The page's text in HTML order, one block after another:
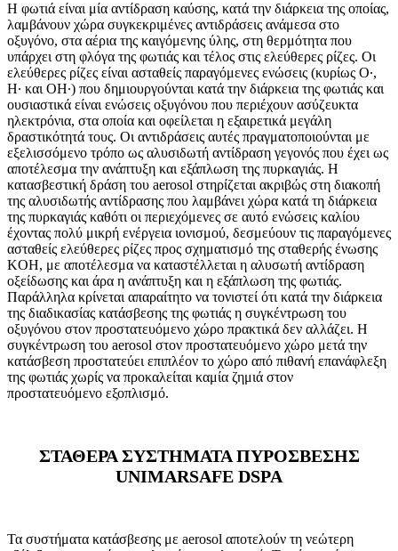
H φωτιά είναι μία αντίδραση καύσης, κατά την διάρκεια της οποίας,
λαμβάνουν χώρα συγκεκριμένες αντιδράσεις ανάμεσα στο
οξυγόνο, στα αέρια της καιγόμενης ύλης, στη θερμότητα που
υπάρχει στη φλόγα της φωτιάς και τέλος στις ελεύθερες ρίζες. Οι
ελεύθερες ρίζες είναι ασταθείς παραγόμενες ενώσεις (κυρίως O∙,
H∙ και ΟΗ∙) που δημιουργούνται κατά την διάρκεια της φωτιάς και
ουσιαστικά είναι ενώσεις οξυγόνου που περιέχουν ασύζευκτα
ηλεκτρόνια, στα οποία και οφείλεται η εξαιρετικά μεγάλη
δραστικότητά τους. Οι αντιδράσεις αυτές πραγματοποιούνται με
εξελισσόμενο τρόπο ως αλυσιδωτή αντίδραση γεγονός που έχει ως
αποτέλεσμα την ανάπτυξη και εξάπλωση της πυρκαγιάς. Η
κατασβεστική δράση του aerosol στηρίζεται ακριβώς στη διακοπή
της αλυσιδωτής αντίδρασης που λαμβάνει χώρα κατά τη διάρκεια
της πυρκαγιάς καθότι οι περιεχόμενες σε αυτό ενώσεις καλίου
έχοντας πολύ μικρή ενέργεια ιονισμού, δεσμεύουν τις παραγόμενες
ασταθείς ελεύθερες ρίζες προς σχηματισμό της σταθερής ένωσης
KOH, με αποτέλεσμα να καταστέλλεται η αλυσωτή αντίδραση
οξείδωσης και άρα η ανάπτυξη και η εξάπλωση της φωτιάς.
Παράλληλα κρίνεται απαραίτητο να τονιστεί ότι κατά την διάρκεια
της διαδικασίας κατάσβεσης της φωτιάς η συγκέντρωση του
οξυγόνου στον προστατευόμενο χώρο πρακτικά δεν αλλάζει. Η
συγκέντρωση του aerosol στον προστατευόμενο χώρο μετά την
κατάσβεση προστατεύει επιπλέον το χώρο από πιθανή επανάφλεξη
της φωτιάς χωρίς να προκαλείται καμία ζημιά στον
προστατευόμενο εξοπλισμό.
ΣΤΑΘΕΡΑ ΣΥΣΤΗΜΑΤΑ ΠΥΡΟΣΒΕΣΗΣ
UNIMARSAFE DSPA
Τα συστήματα κατάσβεσης με aerosol αποτελούν τη νεώτερη